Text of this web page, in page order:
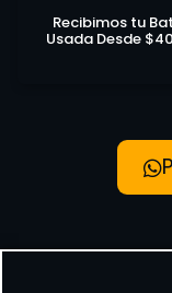
Recibimos tu
Usada Desde